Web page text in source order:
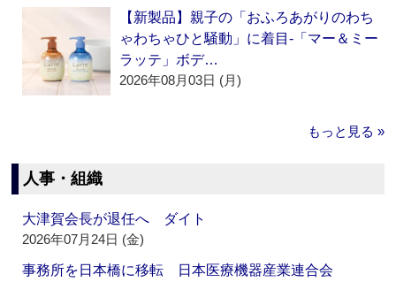
【新製品】親子の「おふろあがりのわち
ゃわちゃひと騒動」に着目‐「マー＆ミー
ラッテ」ボデ…
2026年08月03日 (月)
もっと見る »
人事・組織
大津賀会長が退任へ ダイト
2026年07月24日 (金)
事務所を日本橋に移転 日本医療機器産業連合会